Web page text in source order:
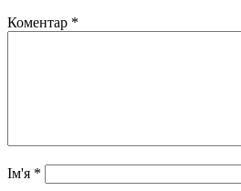
Коментар *
Ім'я *